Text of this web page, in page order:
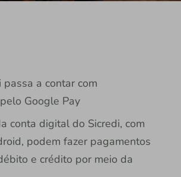
a contar com
Google Pay
conta digital do Sicredi, com
podem fazer pagamentos
e crédito por meio da